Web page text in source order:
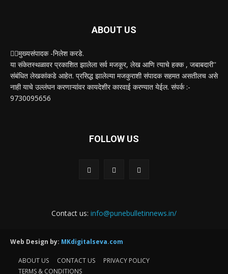
ABOUT US
✍🏻मुख्यसंपादक -निलेश करडे.
या संकेतस्थळावर प्रकाशित झालेला सर्व मजकूर, लेख आणि त्याचे हक्क , जबाबदारी''
संबंधित लेखकांकडे आहेत. प्रसिद्ध झालेल्या मजकुराशी संपादक सहमत असतीलच असे
नाही याचे उल्लंघन करणाऱ्यांवर कायदेशीर कारवाई करण्यात येईल. संपर्क :-
9730095656
FOLLOW US
Contact us: info@punebulletinnews.in/
Web Design by: MKdigitalseva.com
ABOUT US CONTACT US
PRIVACY POLICY
TERMS & CONDITIONS